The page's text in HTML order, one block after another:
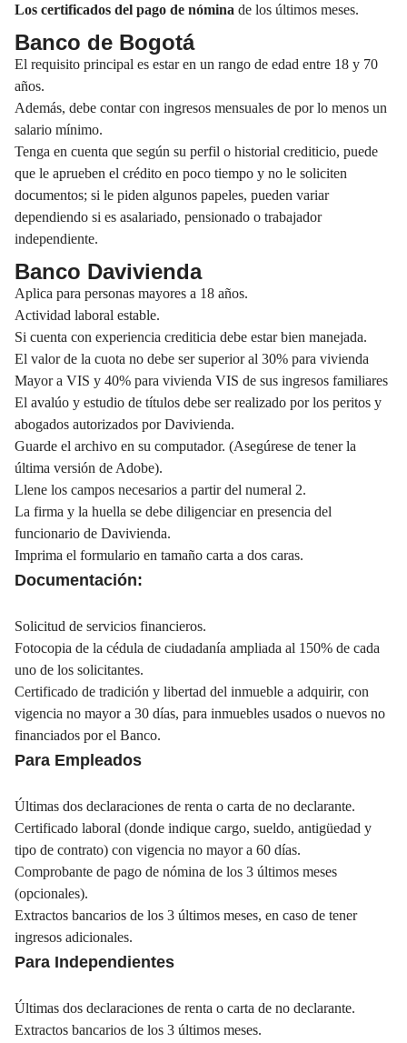
Los certificados del pago de nómina de los últimos meses.
Banco de Bogotá
El requisito principal es estar en un rango de edad entre 18 y 70
años.
Además, debe contar con ingresos mensuales de por lo menos un
salario mínimo.
Tenga en cuenta que según su perfil o historial crediticio, puede
que le aprueben el crédito en poco tiempo y no le soliciten
documentos; si le piden algunos papeles, pueden variar
dependiendo si es asalariado, pensionado o trabajador
independiente.
Banco Davivienda
Aplica para personas mayores a 18 años.
Actividad laboral estable.
Si cuenta con experiencia crediticia debe estar bien manejada.
El valor de la cuota no debe ser superior al 30% para vivienda
Mayor a VIS y 40% para vivienda VIS de sus ingresos familiares
El avalúo y estudio de títulos debe ser realizado por los peritos y
abogados autorizados por Davivienda.
Guarde el archivo en su computador. (Asegúrese de tener la
última versión de Adobe).
Llene los campos necesarios a partir del numeral 2.
La firma y la huella se debe diligenciar en presencia del
funcionario de Davivienda.
Imprima el formulario en tamaño carta a dos caras.
Documentación:
Solicitud de servicios financieros.
Fotocopia de la cédula de ciudadanía ampliada al 150% de cada
uno de los solicitantes.
Certificado de tradición y libertad del inmueble a adquirir, con
vigencia no mayor a 30 días, para inmuebles usados o nuevos no
financiados por el Banco.
Para Empleados
Últimas dos declaraciones de renta o carta de no declarante.
Certificado laboral (donde indique cargo, sueldo, antigüedad y
tipo de contrato) con vigencia no mayor a 60 días.
Comprobante de pago de nómina de los 3 últimos meses
(opcionales).
Extractos bancarios de los 3 últimos meses, en caso de tener
ingresos adicionales.
Para Independientes
Últimas dos declaraciones de renta o carta de no declarante.
Extractos bancarios de los 3 últimos meses.